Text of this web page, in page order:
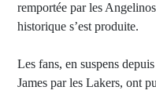
remportée par les
historique s’est produite.
Les fans, en suspens
James par les Lakers, ont